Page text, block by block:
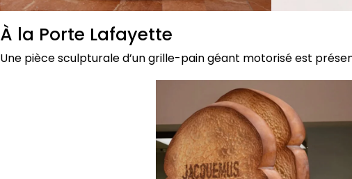
À la Porte Lafayette
Une pièce sculpturale d’un grille-pain géant motorisé est